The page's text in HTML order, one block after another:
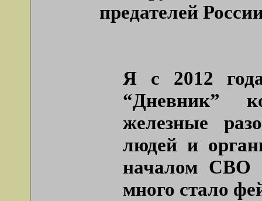
предателей
Я с 2012
“Дневник”
железные
людей и
началом СВО
много стало